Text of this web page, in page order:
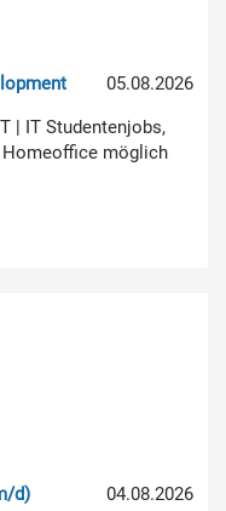
05.08.2026
| IT Studentenjobs,
Homeoffice möglich
04.08.2026
d)